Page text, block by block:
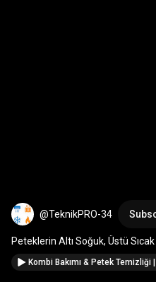
@TeknikPRO-34
Peteklerin Altı Soğuk, Üstü
Temizliği Yapılmadan Bu Sorun